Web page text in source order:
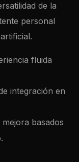
de la
personal
fluida
integración en
mejora basados